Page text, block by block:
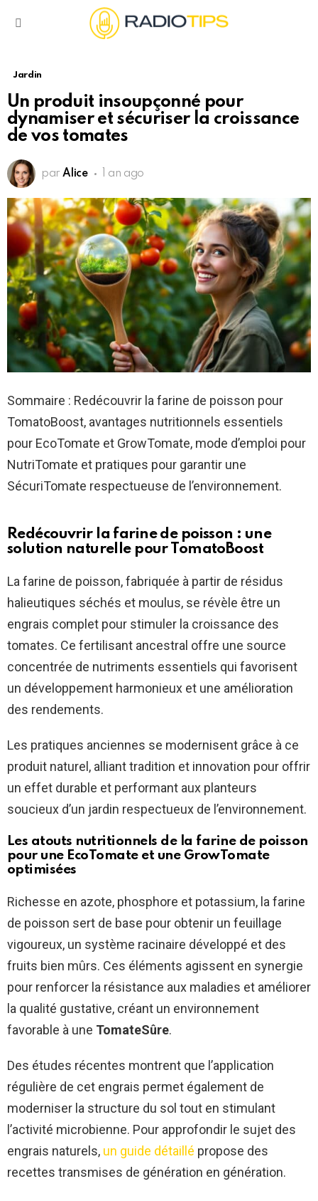
Jardin
Un produit insoupçonné pour
dynamiser et sécuriser la croissance
de vos tomates
par Alice 1 an ago
Sommaire : Redécouvrir la farine de poisson pour
TomatoBoost, avantages nutritionnels essentiels
pour EcoTomate et GrowTomate, mode d’emploi pour
NutriTomate et pratiques pour garantir une
SécuriTomate respectueuse de l’environnement.
Redécouvrir la farine de poisson : une
solution naturelle pourTomatoBoost
La farine de poisson, fabriquée à partir de résidus
halieutiques séchés et moulus, se révèle être un
engrais complet pour stimuler la croissance des
tomates. Ce fertilisant ancestral offre une source
concentrée de nutriments essentiels qui favorisent
un développement harmonieux et une amélioration
des rendements.
Les pratiques anciennes se modernisent grâce à ce
produit naturel, alliant tradition et innovation pour offrir
un effet durable et performant aux planteurs
soucieux d’un jardin respectueux de l’environnement.
Les atouts nutritionnels de la farine de poisson
pour une EcoTomateet une GrowTomate
optimisées
Richesse en azote, phosphore et potassium, la farine
de poisson sert de base pour obtenir un feuillage
vigoureux, un système racinaire développé et des
fruits bien mûrs. Ces éléments agissent en synergie
pour renforcer la résistance aux maladies et améliorer
la qualité gustative, créant un environnement
favorable à une TomateSûre.
Des études récentes montrent que l’application
régulière de cet engrais permet également de
moderniser la structure du sol tout en stimulant
l’activité microbienne. Pour approfondir le sujet des
engrais naturels, un guide détaillé propose des
recettes transmises de génération en génération.